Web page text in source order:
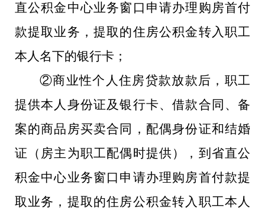
直公积金中心业务窗口申请办理购房首付
款提取业务，提取的住房公积金转入职工
本人名下的银行卡；
②商业性个人住房贷款放款后，职工
提供本人身份证及银行卡、借款合同、备
案的商品房买卖合同，配偶身份证和结婚
证（房主为职工配偶时提供），到省直公
积金中心业务窗口申请办理购房首付款提
取业务，提取的住房公积金转入职工本人